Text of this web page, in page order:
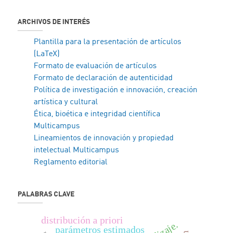
ARCHIVOS DE INTERÉS
Plantilla para la presentación de artículos
(LaTeX)
Formato de evaluación de artículos
Formato de declaración de autenticidad
Política de investigación e innovación, creación
artística y cultural
Ética, bioética e integridad científica
Multicampus
Lineamientos de innovación y propiedad
intelectual Multicampus
Reglamento editorial
PALABRAS CLAVE
parámetros estimados
distribución a priori